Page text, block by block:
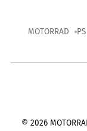
MOTORRAD PS
© 2026